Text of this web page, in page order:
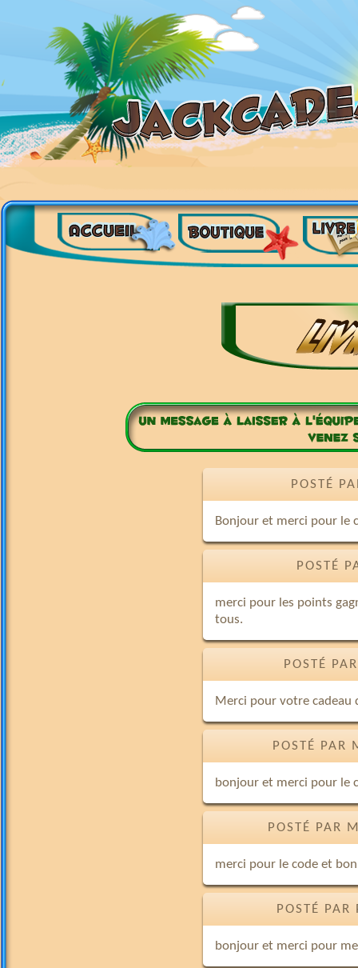
POSTÉ
Bonjour et merci pour le
POSTÉ
merci pour les points
tous.
POSTÉ
Merci pour votre cadeau
POSTÉ
bonjour et merci pour le
POSTÉ PAR
merci pour le code et
POSTÉ
bonjour et merci pour